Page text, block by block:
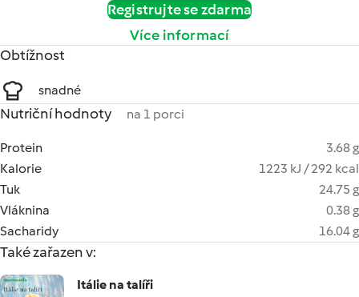
Registrujte se zdarma
Více informací
Obtížnost
snadné
Nutriční hodnoty na 1 porci
Protein
3.68 g
Kalorie
1223 kJ / 292 kcal
Tuk
24.75 g
Vláknina
0.38 g
Sacharidy
16.04 g
Také zařazen v:
Itálie na talíři